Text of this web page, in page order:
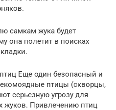
самкам жука будет
она полетит в поисках
Еще один безопасный и
птицы (скворцы,
серьезную угрозу для
жуков. Привлечению птиц